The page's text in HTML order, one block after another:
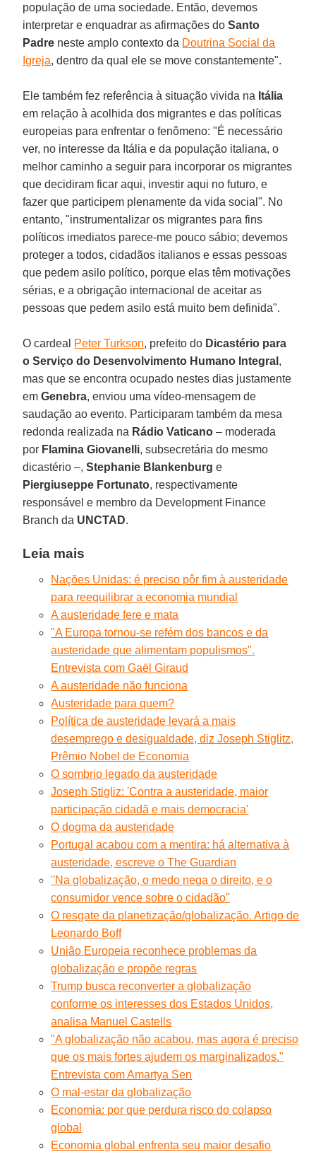
população de uma sociedade. Então, devemos
interpretar e enquadrar as afirmações doSanto
Padre neste amplo contexto da Doutrina Social da
Igreja, dentro da qual ele se move constantemente".
Ele também fez referência à situação vivida na Itália
em relação à acolhida dos migrantes e das políticas
europeias para enfrentar o fenômeno: "É necessário
ver, no interesse da Itália e da população italiana, o
melhor caminho a seguir para incorporar os migrantes
que decidiram ficar aqui, investir aqui no futuro, e
fazer que participem plenamente da vida social". No
entanto, "instrumentalizar os migrantes para fins
políticos imediatos parece-me pouco sábio; devemos
proteger a todos, cidadãos italianos e essas pessoas
que pedem asilo político, porque elas têm motivações
sérias, e a obrigação internacional de aceitar as
pessoas que pedem asilo está muito bem definida".
O cardeal Peter Turkson, prefeito do Dicastério para
o Serviço do Desenvolvimento Humano Integral ,
mas que se encontra ocupado nestes dias justamente
emGenebra, enviou uma vídeo-mensagem de
saudação ao evento. Participaram também da mesa
redonda realizada na Rádio Vaticano – moderada
por Flamina Giovanelli, subsecretária do mesmo
dicastério –,Stephanie Blankenburg e
Piergiuseppe Fortunato, respectivamente
responsável e membro da Development Finance
Branch da UNCTAD.
Leia mais
Nações Unidas: é preciso pôr fim à austeridade
para reequilibrar a economia mundial
A austeridade fere e mata
"A Europa tornou-se refém dos bancos e da
austeridade que alimentam populismos".
Entrevista com Gaël Giraud
A austeridade não funciona
Austeridade para quem?
Política de austeridade levará a mais
desemprego e desigualdade, diz Joseph Stiglitz,
Prêmio Nobel de Economia
O sombrio legado da austeridade
Joseph Stigliz: 'Contra a austeridade, maior
participação cidadã e mais democracia'
O dogma da austeridade
Portugal acabou com a mentira: há alternativa à
austeridade, escreve o The Guardian
''Na globalização, o medo nega o direito, e o
consumidor vence sobre o cidadão''
O resgate da planetização/globalização. Artigo de
Leonardo Boff
União Europeia reconhece problemas da
globalização e propõe regras
Trump busca reconverter a globalização
conforme os interesses dos Estados Unidos,
analisa Manuel Castells
"A globalização não acabou, mas agora é preciso
que os mais fortes ajudem os marginalizados."
Entrevista com Amartya Sen
O mal-estar da globalização
Economia: por que perdura risco do colapso
global
Economia global enfrenta seu maior desafio